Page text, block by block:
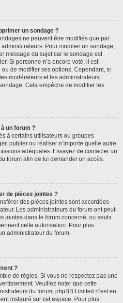
un sondage ?
ne peuvent être modifiés que par
Pour modifier un sondage,
message du sujet car le sondage est
Si personne n’a encore voté, il est
de modifier ses options. Cependant, si
modérateurs et les administrateurs
Cela empêche de modifier les
un forum ?
à certains utilisateurs ou groupes
publier ou réaliser n’importe quelle autre
adéquates. Essayez de contacter un
forum afin de lui demander un accès.
de pièces jointes ?
des pièces jointes sont accordées
Les administrateurs du forum ont peut-
jointes dans le forum concerné, ou seuls
cette autorisation. Pour plus
administrateur du forum.
?
de règles. Si vous ne respectez pas une
Veuillez noter que cette
du forum, phpBB Limited n’est en
instauré sur cet espace. Pour plus